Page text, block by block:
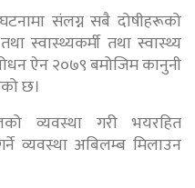
संलग्न सबै दोषीहरूको
स्वास्थ्यकर्मी तथा स्वास्थ्य
ऐन २०७९ बमोजिम कानुनी
छ।
व्यवस्था गरी भयरहित
व्यवस्था अबिलम्ब मिलाउन